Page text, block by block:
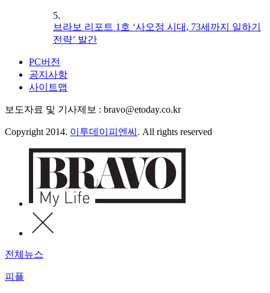
5.
브라보 리포트 1호 ‘사오정 시대, 73세까지 일하기
전략’ 발간
PC버전
공지사항
사이트맵
보도자료 및 기사제보 : bravo@etoday.co.kr
Copyright 2014. 이투데이피엔씨 . All rights reserved
전체뉴스
피플